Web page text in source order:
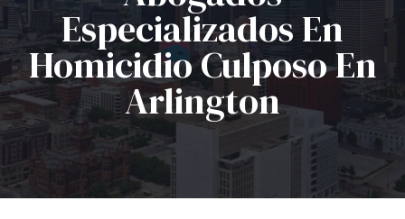
Especializados En
Homicidio Culposo En
Arlington